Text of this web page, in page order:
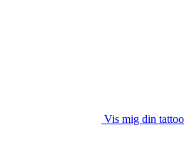
Vis mig din tattoo